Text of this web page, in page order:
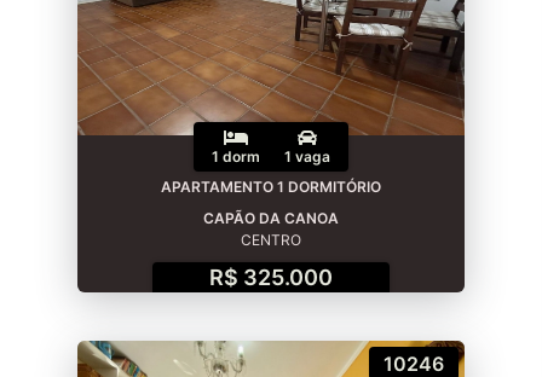
1 dorm
1 vaga
APARTAMENTO 1 DORMITÓRIO
CAPÃO DA CANOA
CENTRO
R$ 325.000
10246